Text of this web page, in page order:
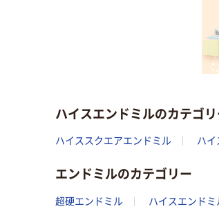
ハイスエンドミルのカテゴ
ハイススクエアエンドミル ハ
エンドミルのカテゴリー
超硬エンドミル ハイスエンドミ